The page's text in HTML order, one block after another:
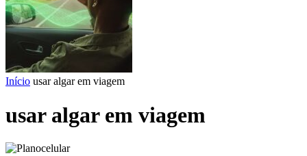
Início usar algar em viagem
usar algar em viagem